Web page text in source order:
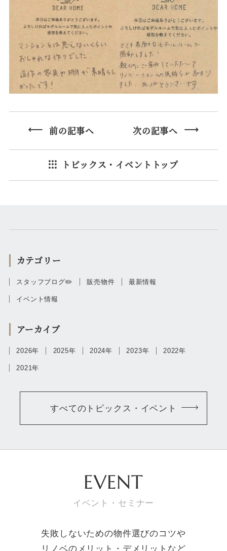
前の記事へ
トピックス・イベントトップ
次の記事へ
すべてのトピックス・イベント
カテゴリー
スタッフブログ✏️ 販売物件 最新情報
イベント情報
アーカイブ
2026年 2025年 2024年 2023年 2022年
2021年
EVENT
イベント・セミナー
失敗しないための物件選びのコツや
リノベのメリット・デメリットなど